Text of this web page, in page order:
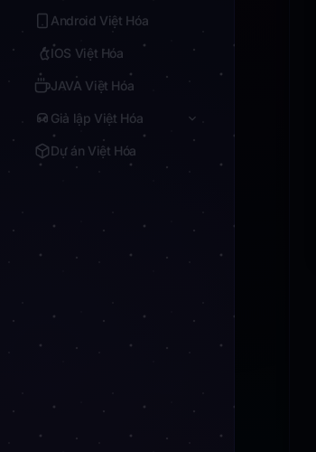
Android Việt Hóa
IOS Việt Hóa
JAVA Việt Hóa
Giả lập Việt Hóa
Dự án Việt Hóa